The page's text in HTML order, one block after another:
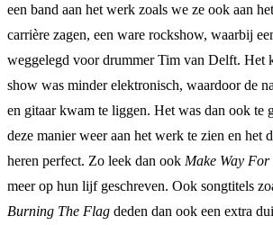
een band aan het werk zoals we ze ook aan
carrière zagen, een ware rockshow, waarbij
weggelegd voor drummer Tim van Delft. Het
show was minder elektronisch, waardoor de
en gitaar kwam te liggen. Het was dan ook te
deze manier weer aan het werk te zien en het
heren perfect. Zo leek dan ook Make Way For
meer op hun lijf geschreven. Ook songtitels
Burning The Flag deden dan ook een extra